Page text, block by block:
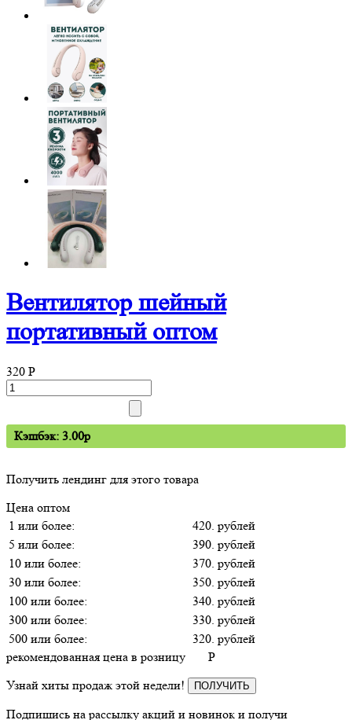
Вентилятор шейный
портативный оптом
320 P
Кэшбэк: 3.00p
Получить лендинг для этого товара
Цена оптом
1 или более:
420. рублей
5 или более:
390. рублей
10 или более:
370. рублей
30 или более:
350. рублей
100 или более:
340. рублей
300 или более:
330. рублей
500 или более:
320. рублей
рекомендованная цена в розницу
P
Узнай хиты продаж этой недели!
ПОЛУЧИТЬ
Подпишись на рассылку акций и новинок и получи